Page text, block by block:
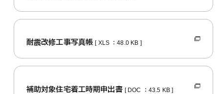
耐震改修工事写真帳[ XLS ：48.0 KB ]
補助対象住宅着工時期申出書 [ DOC ：43.5 KB ]